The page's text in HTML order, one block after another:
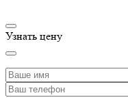
Узнать цену